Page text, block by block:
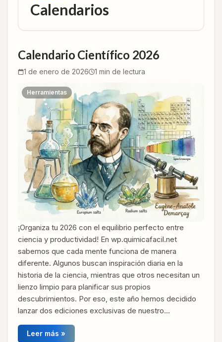
Calendarios
Calendario Científico 2026
1 de enero de 2026 1 min de lectura
Herramientas
¡Organiza tu 2026 con el equilibrio perfecto entre
ciencia y productividad! En wp.quimicafacil.net
sabemos que cada mente funciona de manera
diferente. Algunos buscan inspiración diaria en la
historia de la ciencia, mientras que otros necesitan un
lienzo limpio para planificar sus propios
descubrimientos. Por eso, este año hemos decidido
lanzar dos ediciones exclusivas de nuestro…
Leer más »